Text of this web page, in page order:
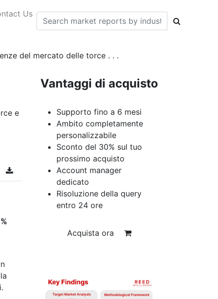
Us
del mercato delle torce . . .
e
Vantaggi di acquisto
Supporto fino a 6 mesi
Ambito completamente
personalizzabile
Sconto del 30% sul tuo
prossimo acquisto
Account manager
dedicato
Risoluzione della query
entro 24 ore
Acquista ora